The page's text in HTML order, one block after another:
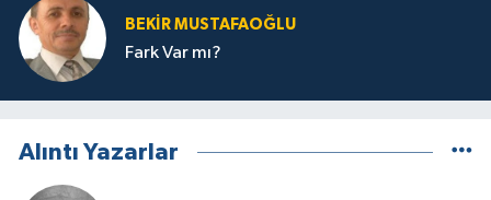
BEKIR MUSTAFAOĞLU
Fark Var mı?
Alıntı Yazarlar